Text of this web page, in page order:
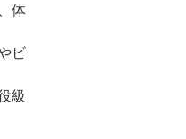
体
ビ
級